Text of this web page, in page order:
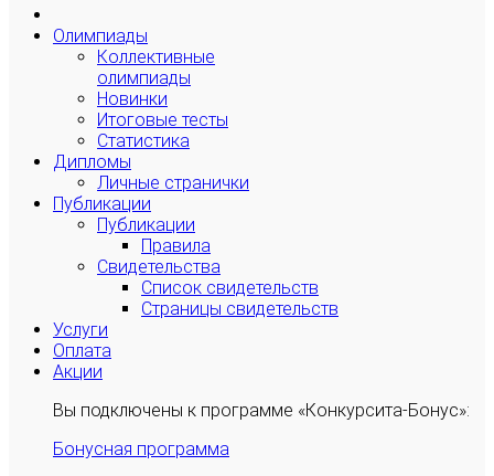
Олимпиады
Коллективные
олимпиады
Новинки
Итоговые тесты
Статистика
Дипломы
Личные странички
Публикации
Публикации
Правила
Свидетельства
Список свидетельств
Страницы свидетельств
Услуги
Оплата
Акции
Вы подключены к программе «Конкурсита-Бонус»:
Бонусная программа